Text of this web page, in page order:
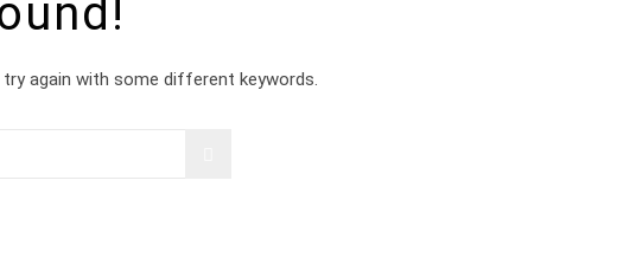
again with some different keywords.